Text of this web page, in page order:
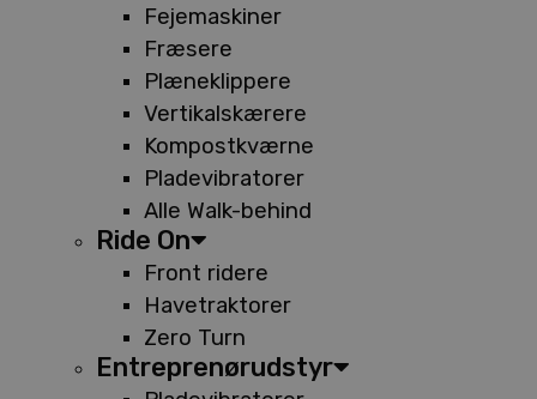
Fejemaskiner
Fræsere
Plæneklippere
Vertikalskærere
Kompostkværne
Pladevibratorer
Alle Walk-behind
Ride On
Front ridere
Havetraktorer
Zero Turn
Entreprenørudstyr